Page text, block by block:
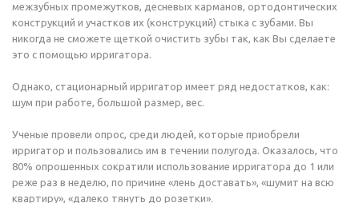
межзубных промежутков, десневых карманов, ортодонтических
конструкций и участков их (конструкций) стыка с зубами. Вы
никогда не сможете щеткой очистить зубы так, как Вы сделаете
это с помощью ирригатора.
Однако, стационарный ирригатор имеет ряд недостатков, как:
шум при работе, большой размер, вес.
Ученые провели опрос, среди людей, которые приобрели
ирригатор и пользовались им в течении полугода. Оказалось, что
80% опрошенных сократили использование ирригатора до 1 или
реже раз в неделю, по причине «лень доставать», «шумит на всю
квартиру», «далеко тянуть до розетки».